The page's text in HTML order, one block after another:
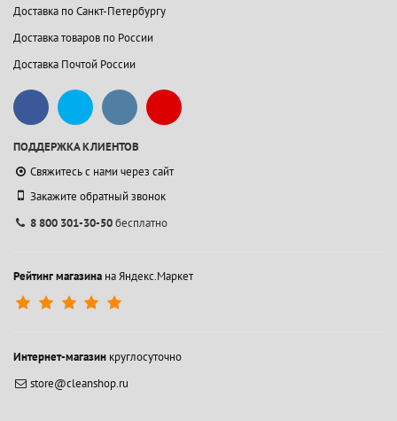
Доставка по Санкт-Петербургу
Доставка товаров по России
Доставка Почтой России
ПОДДЕРЖКА КЛИЕНТОВ
Свяжитесь с нами через сайт
Закажите обратный звонок
8 800 301-30-50бесплатно
Рейтинг магазина на Яндекс.Маркет
Интернет-магазин круглосуточно
store@cleanshop.ru